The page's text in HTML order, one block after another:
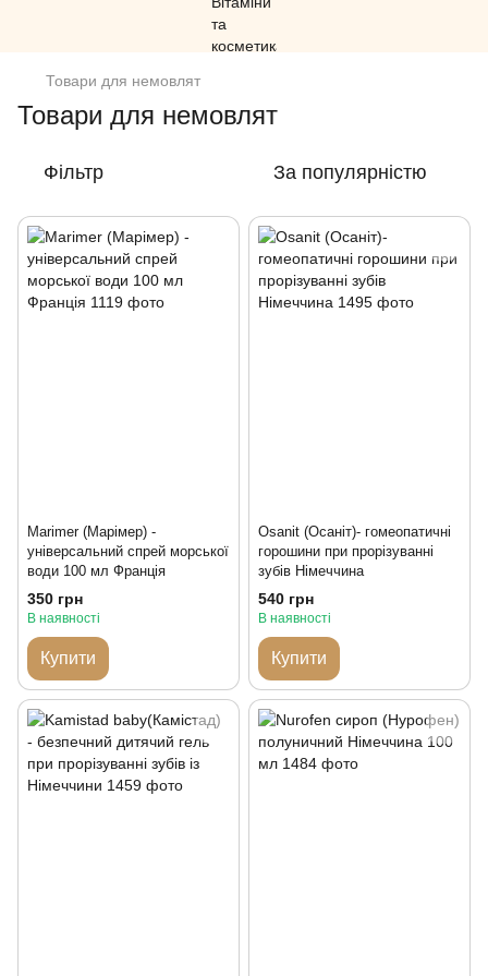
Товари для немовлят
Товари для немовлят
Фільтр За популярністю
Marimer (Марімер) -
універсальний спрей морської
води 100 мл Франція
350 грн
В наявності
Купити
Osanit (Осаніт)- гомеопатичні
горошини при прорізуванні
зубів Німеччина
540 грн
В наявності
Купити